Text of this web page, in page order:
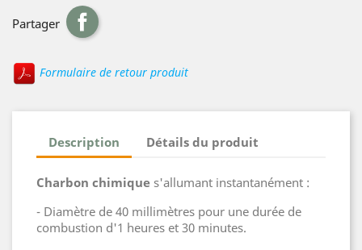
Partager
Formulaire de retour produit
Description Détails du produit
Charbon chimique s'allumant instantanément :
- Diamètre de 40 millimètres pour une durée de
combustion d'1 heures et 30 minutes.